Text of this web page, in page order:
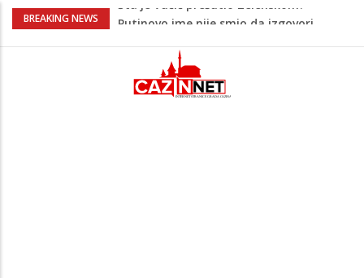
BREAKING NEWS
Šta se dešava u Europi? Dron iz
kod gasovoda
Ribari pronašli kosti na isušenom dnu
Save, podsjećaju na ljudske